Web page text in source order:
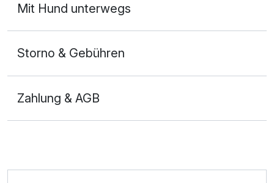
Mit Hund unterwegs
Storno & Gebühren
Zahlung & AGB